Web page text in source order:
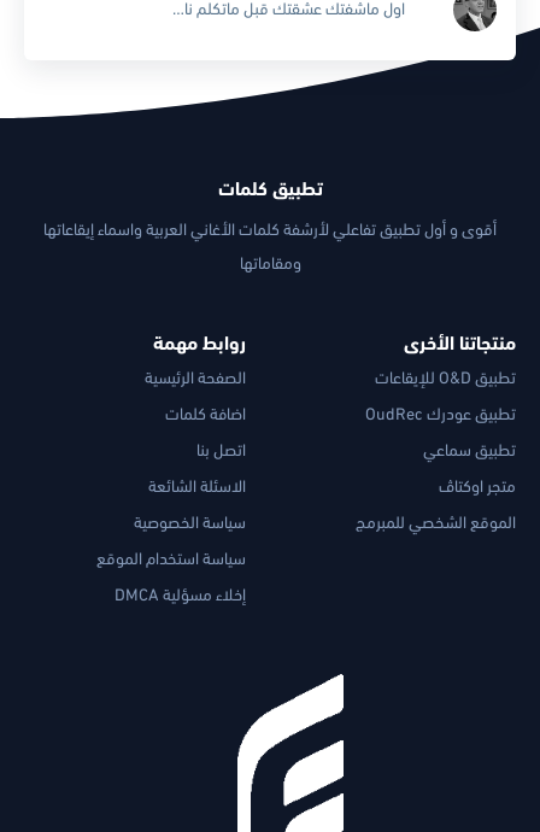
اول ماشفتك عشقتك قبل ماتكلم ناسي قلبي نده لي وقال لي ماتسلم خفت اسلم تفوتني وقلبي يتألم ان لقيتك نازل لقيتك برمش العين بتغمزلي فرح فؤادي وقال لي ياسلام سلم...
تطبيق كلمات
أقوى و أول تطبيق تفاعلي لأرشفة كلمات الأغاني العربية واسماء إيقاعاتها
ومقاماتها
منتجاتنا الأخرى
تطبيق O&D للإيقاعات
تطبيق عودرك OudRec
تطبيق سماعي
متجر اوكتاڤ
الموقع الشخصي للمبرمج
روابط مهمة
الصفحة الرئيسية
اضافة كلمات
اتصل بنا
الاسئلة الشائعة
سياسة الخصوصية
سياسة استخدام الموقع
إخلاء مسؤلية DMCA